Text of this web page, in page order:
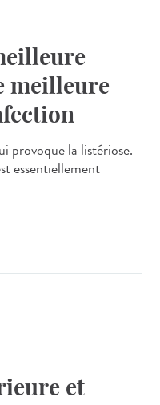
meilleure
provoque la listériose.
essentiellement
et